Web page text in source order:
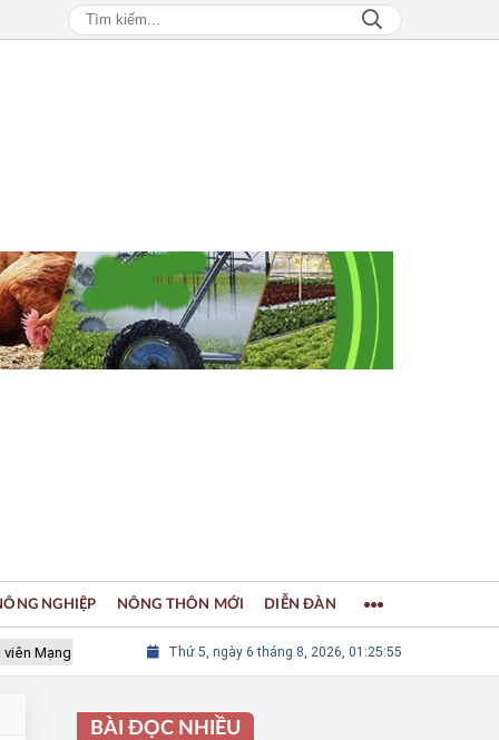
lưới các Thành phố Thủ công sáng tạo Thế giới
Thứ 5, ngày 6 tháng 8, 2026, 01:25:56
NGHIỆP NÔNG THÔN MỚI DIỄN ĐÀN
BÀI ĐỌC NHIỀU